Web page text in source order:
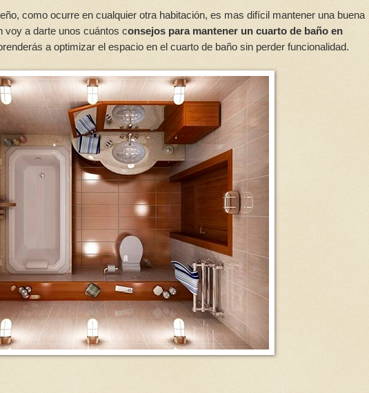
como ocurre en cualquier otra habitación, es mas difícil mantener una buena
voy a darte unos cuántos consejos para mantener un cuarto de baño en
a optimizar el espacio en el cuarto de baño sin perder funcionalidad.